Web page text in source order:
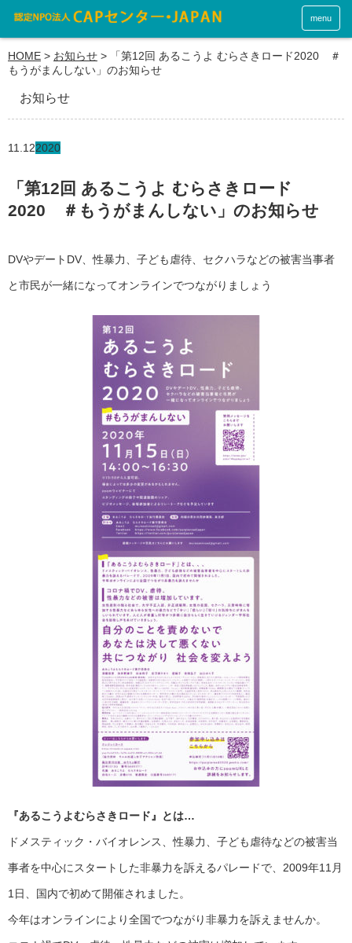
menu
HOME > お知らせ >
「第12回 あるこうよ むらさきロード2020 ＃
もうがまんしない」のお知らせ
お知らせ
11.122020
「第12回 あるこうよ むらさきロード
2020 ＃もうがまんしない」のお知らせ
DVやデートDV、性暴力、子ども虐待、セクハラなどの被害当事者
と市民が一緒になってオンラインでつながりましょう
『あるこうよむらさきロード』とは…
ドメスティック・バイオレンス、性暴力、子ども虐待などの被害当
事者を中心にスタートした非暴力を訴えるパレードで、2009年11月
1日、国内で初めて開催されました。
今年はオンラインにより全国でつながり非暴力を訴えませんか。